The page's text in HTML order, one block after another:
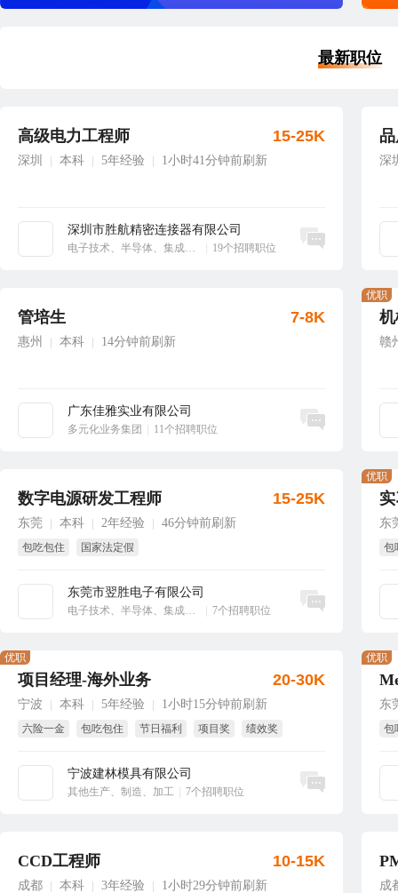
最新职位
高级电力工程师
深圳 本科 5年经验 1小时41分钟前刷新
深圳市胜航精密连接器有限公司
电子技术、半导体、集成电路 19个招聘职位
15-25K
立即沟通
深
管培生
惠州 本科 14分钟前刷新
广东佳雅实业有限公司
多元化业务集团 11个招聘职位
7-8K
立即沟通
赣
优职
数字电源研发工程师
东莞 本科 2年经验 46分钟前刷新
包吃包住 国家法定假
东莞市翌胜电子有限公司
电子技术、半导体、集成电路 7个招聘职位
15-25K
立即沟通
东
包
优职
项目经理-海外业务
宁波 本科 5年经验 1小时15分钟前刷新
六险一金 包吃包住 节日福利 项目奖
绩效奖
宁波建林模具有限公司
其他生产、制造、加工 7个招聘职位
优职
20-30K
立即沟通
东
包
优职
CCD工程师
成都 本科 3年经验 1小时29分钟前刷新
10-15K
成